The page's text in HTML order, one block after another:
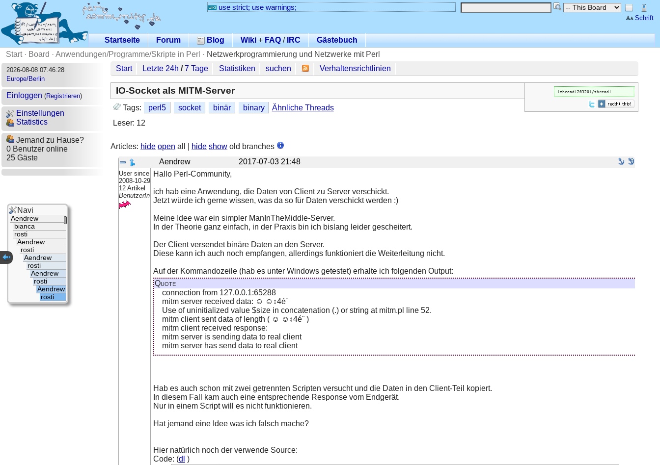
Schrift
use strict; use warnings;
Startseite Forum Blog Wiki+ FAQ /IRC
Gästebuch
Start· Board · Anwendungen/Programme/Skripte in Perl · Netzwerkprogrammierung und Netzwerke mit Perl
2026-08-08 07:46:28
Europe/Berlin
Einloggen (Registrieren)
Einstellungen
Statistics
Jemand zu Hause?
0 Benutzer online
25 Gäste
Start Letzte 24h /7 Tage Statistiken suchen Verhaltensrichtlinien
[thread]20320[/thread]
IO-Socket als MITM-Server
Tags: perl5 socket binär binary
Ähnliche Threads
Leser: 12
Articles: hide open all | hide show old branches
Aendrew
2017-07-03 21:48
User since
2008-10-29
12 Artikel
BenutzerIn
Hallo Perl-Community,
ich hab eine Anwendung, die Daten von Client zu Server verschickt.
Jetzt würde ich gerne wissen, was da so für Daten verschickt werden :)
Meine Idee war ein simpler ManInTheMiddle-Server.
In der Theorie ganz einfach, in der Praxis bin ich bislang leider gescheitert.
Der Client versendet binäre Daten an den Server.
Diese kann ich auch noch empfangen, allerdings funktioniert die Weiterleitung nicht.
Auf der Kommandozeile (hab es unter Windows getestet) erhalte ich folgenden Output:
Quote
connection from 127.0.0.1:65288
mitm server received data: ☺ ☺↕4é¨
Use of uninitialized value $size in concatenation (.) or string at mitm.pl line 52.
mitm client sent data of length ( ☺ ☺↕4é¨ )
mitm client received response:
mitm server is sending data to real client
mitm server has send data to real client
Hab es auch schon mit zwei getrennten Scripten versucht und die Daten in den Client-Teil kopiert.
In diesem Fall kam auch eine entsprechende Response vom Endgerät.
Nur in einem Script will es nicht funktionieren.
Hat jemand eine Idee was ich falsch mache?
Hier natürlich noch der verwende Source:
Code: (dl )
Navi
Aendrew
bianca
rosti
Aendrew
rosti
Aendrew
rosti
Aendrew
rosti
Aendrew
rosti